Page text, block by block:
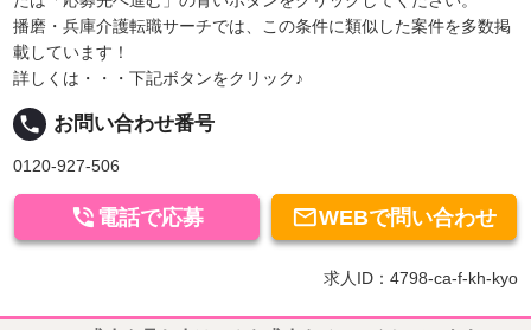
播磨・兵庫介護転職サーチでは、この条件に類似した案件を多数掲
載しています！
詳しくは・・・下記ボタンをクリック♪
local_phone お問い合わせ番号
0120-927-506
WEBで問い合わせ
 電話で応募
求人ID：4798-ca-f-kh-kyo